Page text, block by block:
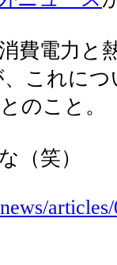
費電力と
これにつ
のこと。
（笑）